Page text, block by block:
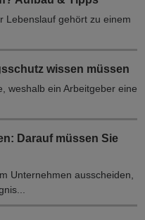
Lebenslauf gehört zu einem
wissen müssen
weshalb ein Arbeitgeber eine
Darauf müssen Sie
Unternehmen ausscheiden,